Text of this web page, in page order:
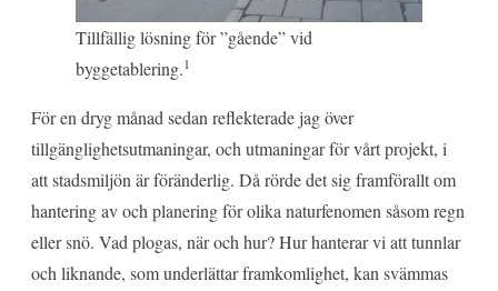
Tillfällig lösning för ”gående” vid
byggetablering.1
För en dryg månad sedan reflekterade jag över
tillgänglighetsutmaningar, och utmaningar för vårt projekt, i
att stadsmiljön är föränderlig. Då rörde det sig framförallt om
hantering av och planering för olika naturfenomen såsom regn
eller snö. Vad plogas, när och hur? Hur hanterar vi att tunnlar
och liknande, som underlättar framkomlighet, kan svämmas